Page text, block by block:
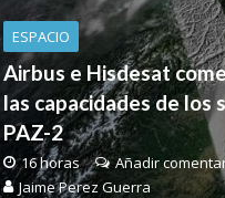
ESPACIO
Airbus e Hisdesat
las capacidades de los
PAZ-2
16 horas
Añadir
Jaime Perez Guerra